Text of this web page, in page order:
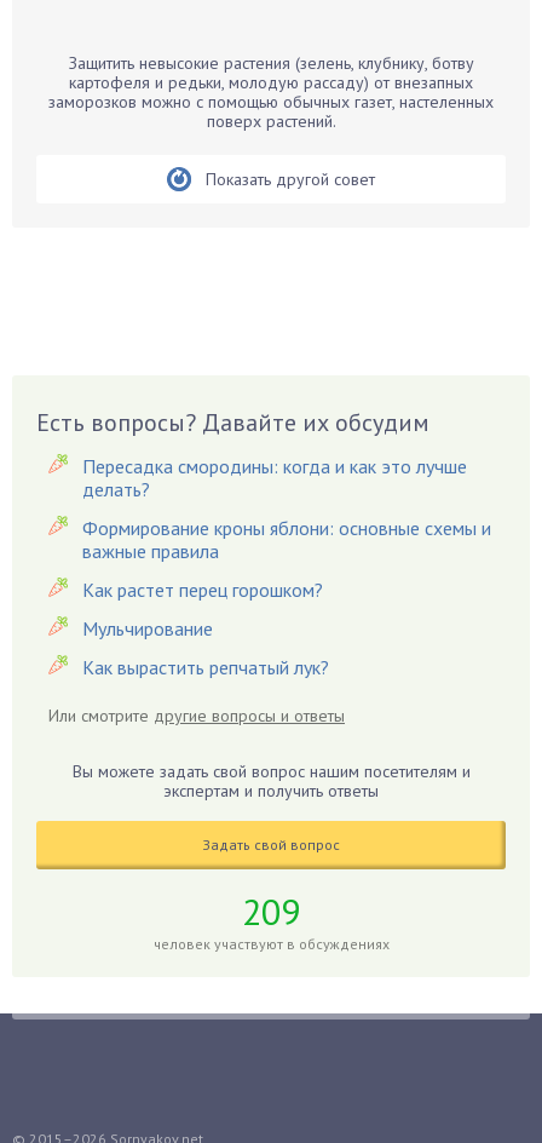
Бархатцы
Бегония
Вешенки
Виноград
Вредители
Гардения
Гацания
Гвоздики
Георгины
Гиацинт
Гладиолусы
Гранат
Защитить невысокие растения (зелень, клубнику, ботву
картофеля и редьки, молодую рассаду) от внезапных
заморозков можно с помощью обычных газет, настеленных
поверх растений.
Показать другой совет
Есть вопросы? Давайте их обсудим
Пересадка смородины: когда и как это лучше
делать?
Формирование кроны яблони: основные схемы и
важные правила
Как растет перец горошком?
Мульчирование
Как вырастить репчатый лук?
Или смотрите другие вопросы и ответы
Вы можете задать свой вопрос нашим посетителям и
экспертам и получить ответы
Задать свой вопрос
209
человек участвуют в обсуждениях
© 2015–2026 Sornyakov.net